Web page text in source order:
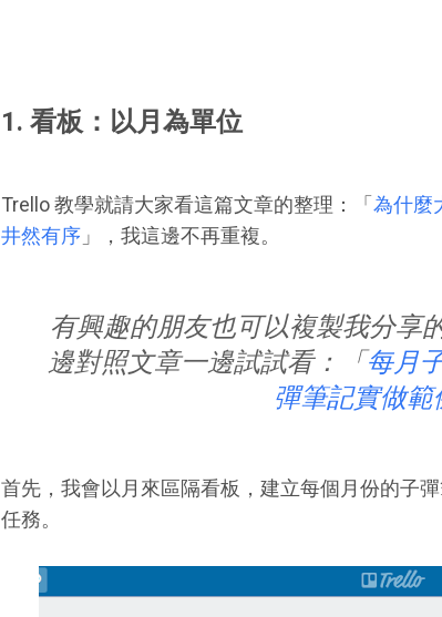
1. 看板：以月為單位
Trello 教學就請大家看這篇文章的整理：「 為什麼
井然有序 」，我這邊不再重複。
有興趣的朋友也可以複製我分享
邊對照文章一邊試試看：「 每月
彈筆記實做範
首先，我會以月來區隔看板，建立每個月份的子
任務。